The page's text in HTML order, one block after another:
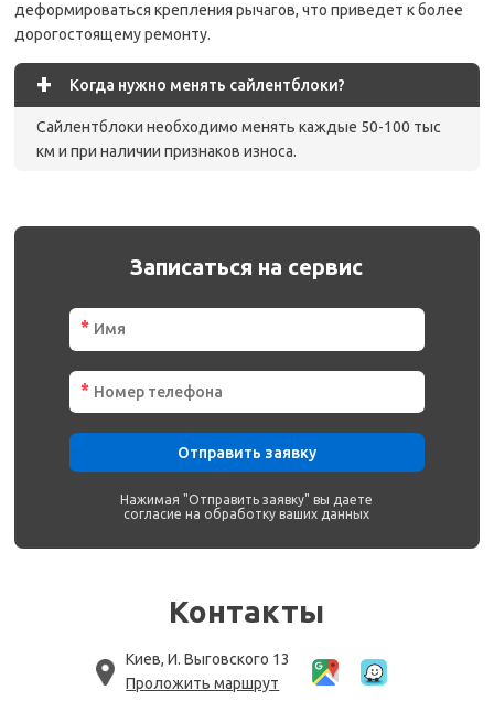
деформироваться крепления рычагов, что приведет к более
дорогостоящему ремонту.
+ Когда нужно менять сайлентблоки?
Сайлентблоки необходимо менять каждые 50-100 тыс
км и при наличии признаков износа.
Записаться на сервис
*
*
Отправить заявку
Нажимая "Отправить заявку" вы даете
согласие на обработку ваших данных
Контакты
Киев, И. Выговского 13
Проложить маршрут